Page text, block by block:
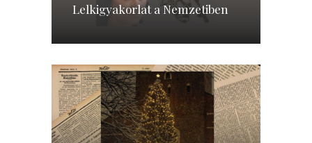
Lelkigyakorlat a Nemzetiben